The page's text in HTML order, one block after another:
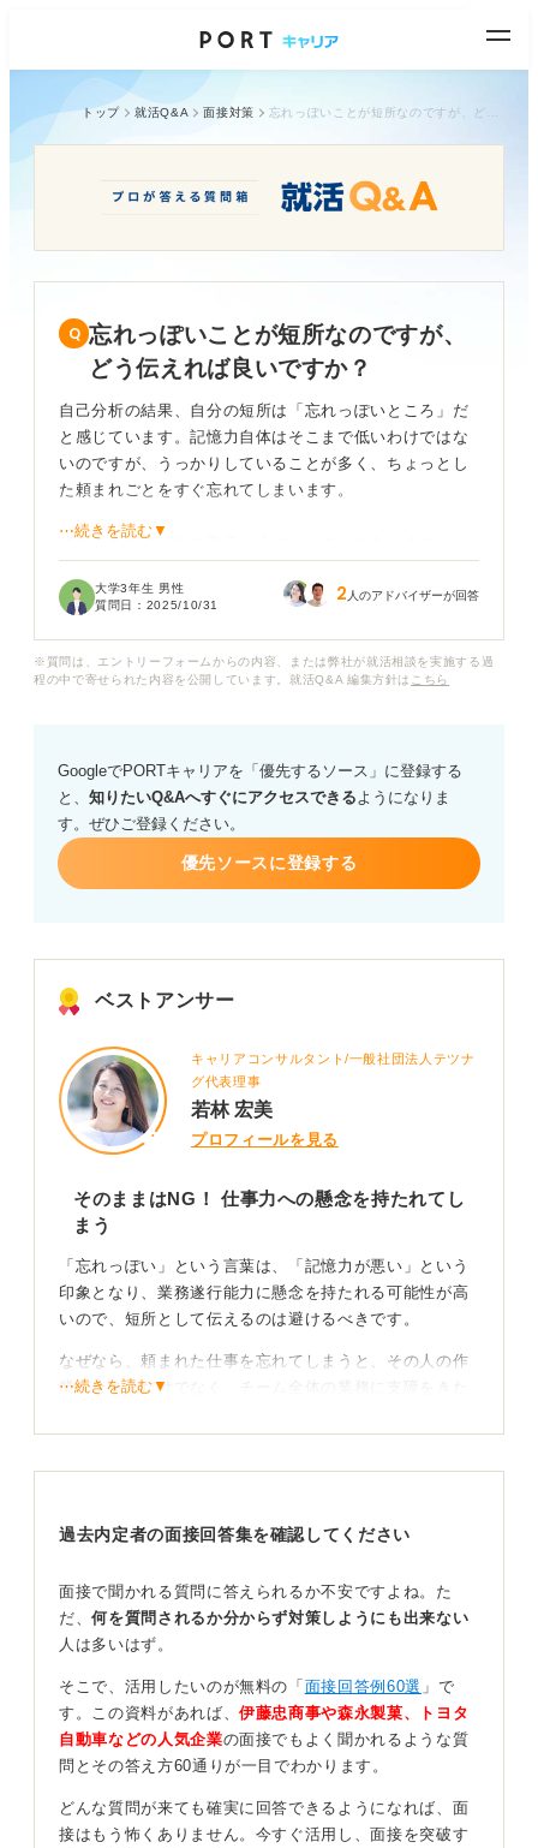
トップ 就活Q&A 面接対策
忘れっぽいことが短所なのですが、
どう伝えれば良いですか？
自己分析の結果、自分の短所は「忘れっぽいところ」だ
と感じています。記憶力自体はそこまで低いわけではな
いのですが、うっかりしていることが多く、ちょっとし
た頼まれごとをすぐ忘れてしまいます。
改善のためにメモを取るようにしたこともありますが、
てしまうことがあります。
が、マイナス評価になりそうで正直不安です。短所なが
アドバイスよろしくお願いします！
⋯続きを読む▼
大学3年生 男性
質問日： 2025/10/31 2 人のアドバイザーが回答
※質問は、エントリーフォームからの内容、または弊社が就活相談を実施する過
程の中で寄せられた内容を公開しています。就活Q&A 編集方針は こちら
GoogleでPORTキャリアを「優先するソース」に登録する
と、 知りたいQ&Aへすぐにアクセスできるようになりま
す。ぜひご登録ください。
優先ソースに登録する
ベストアンサー
キャリアコンサルタント/一般社団法人テツナ
グ代表理事
若林 宏美
プロフィールを見る
そのままはNG！ 仕事力への懸念を持たれてし
まう
「忘れっぽい」という言葉は、「記憶力が悪い」という
印象となり、業務遂行能力に懸念を持たれる可能性が高
いので、短所として伝えるのは避けるべきです。
なぜなら、頼まれた仕事を忘れてしまうと、その人の作
業が止まるだけでなく、チーム全体の業務に支障をきた
そこで、「うっかりミスをしてしまうことがある」「マ
ルチタスクが苦手」「タスク管理が不得意」といった、
そうすることで改善策も明確になり、「メモの取り方を
工夫している」「タスク管理用のメモ帳を一冊に決め、
必ずそこに書くようにしている」といった、具体的な改
短所は、改善の取り組みとセットで伝えるのが基本だと
⋯続きを読む▼
過去内定者の面接回答集を確認してください
面接で聞かれる質問に答えられるか不安ですよね。た
だ、何を質問されるか分からず対策しようにも出来ない
人は多いはず。
そこで、活用したいのが無料の「 面接回答例60選 」で
す。この資料があれば、伊藤忠商事や森永製菓、トヨタ
自動車などの人気企業の面接でもよく聞かれるような質
問とその答え方60通りが一目でわかります。
どんな質問が来ても確実に回答できるようになれば、面
接はもう怖くありません。今すぐ活用し、面接を突破す